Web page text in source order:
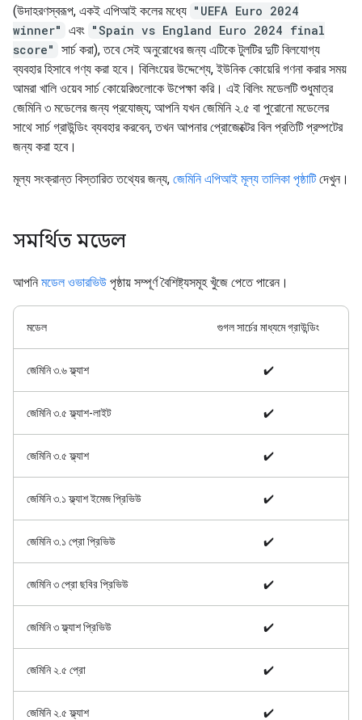
(উদাহরণস্বরূপ, একই এপিআই কলের মধ্যে "UEFA Euro 2024
winner" এবং "Spain vs England Euro 2024 final
score" সার্চ করা), তবে সেই অনুরোধের জন্য এটিকে টুলটির দুটি বিলযোগ্য
ব্যবহার হিসাবে গণ্য করা হবে। বিলিংয়ের উদ্দেশ্যে, ইউনিক কোয়েরি গণনা করার সময়
আমরা খালি ওয়েব সার্চ কোয়েরিগুলোকে উপেক্ষা করি। এই বিলিং মডেলটি শুধুমাত্র
জেমিনি ৩ মডেলের জন্য প্রযোজ্য; আপনি যখন জেমিনি ২.৫ বা পুরোনো মডেলের
সাথে সার্চ গ্রাউন্ডিং ব্যবহার করবেন, তখন আপনার প্রোজেক্টের বিল প্রতিটি প্রম্পটের
জন্য করা হবে।
মূল্য সংক্রান্ত বিস্তারিত তথ্যের জন্য, জেমিনি এপিআই মূল্য তালিকা পৃষ্ঠাটিদেখুন।
সমর্থিত মডেল
আপনি মডেল ওভারভিউ পৃষ্ঠায় সম্পূর্ণ বৈশিষ্ট্যসমূহ খুঁজে পেতে পারেন।
মডেল গুগল সার্চের মাধ্যমে গ্রাউন্ডিং
জেমিনি ৩.৬ ফ্ল্যাশ ✔️
জেমিনি ৩.৫ ফ্ল্যাশ-লাইট ✔️
জেমিনি ৩.৫ ফ্ল্যাশ ✔️
জেমিনি ৩.১ ফ্ল্যাশ ইমেজ প্রিভিউ ✔️
জেমিনি ৩.১ প্রো প্রিভিউ ✔️
জেমিনি ৩ প্রো ছবির প্রিভিউ ✔️
জেমিনি ৩ ফ্ল্যাশ প্রিভিউ ✔️
জেমিনি ২.৫ প্রো ✔️
জেমিনি ২.৫ ফ্ল্যাশ ✔️